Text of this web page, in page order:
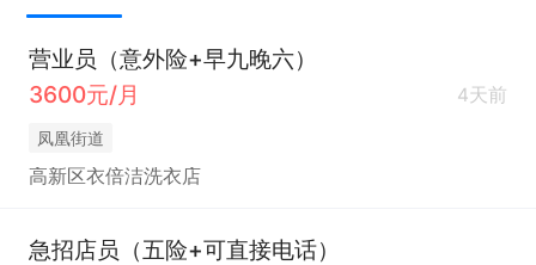
营业员（意外险+早九晚六）
3600元/月
4天前
凤凰街道
高新区衣倍洁洗衣店
急招店员（五险+可直接电话）